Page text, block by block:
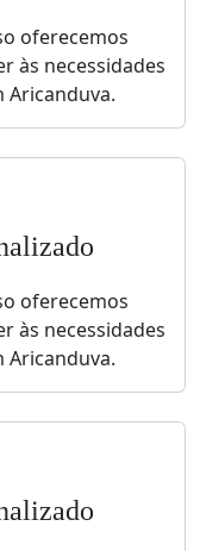
oferecemos
às necessidades
Aricanduva.
oferecemos
às necessidades
Aricanduva.